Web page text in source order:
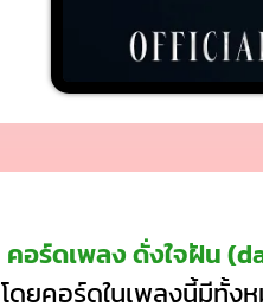
คอร์ดเพลง ดั่งใจฝัน
โดยคอร์ดในเพลงนี้มีทั้ง